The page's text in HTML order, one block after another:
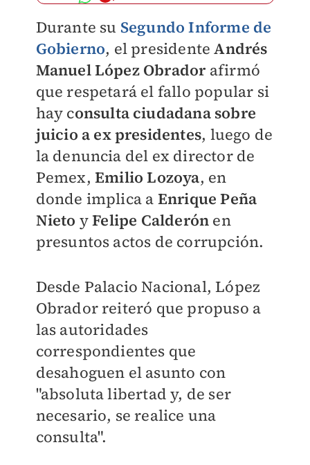
Durante su Segundo Informe de
Gobierno, el presidente Andrés
Manuel López Obrador afirmó
que respetará el fallo popular si
hay consulta ciudadana sobre
juicio a ex presidentes, luego de
la denuncia del ex director de
Pemex, Emilio Lozoya, en
donde implica a Enrique Peña
Nieto yFelipe Calderón en
presuntos actos de corrupción.
Desde Palacio Nacional, López
Obrador reiteró que propuso a
las autoridades
correspondientes que
desahoguen el asunto con
"absoluta libertad y, de ser
necesario, se realice una
consulta".